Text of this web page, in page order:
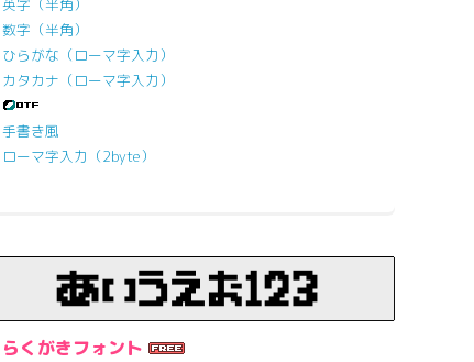
英字（半角）
数字（半角）
ひらがな（ローマ字入力）
カタカナ（ローマ字入力）
手書き風
ローマ字入力（2byte）
らくがきフォント